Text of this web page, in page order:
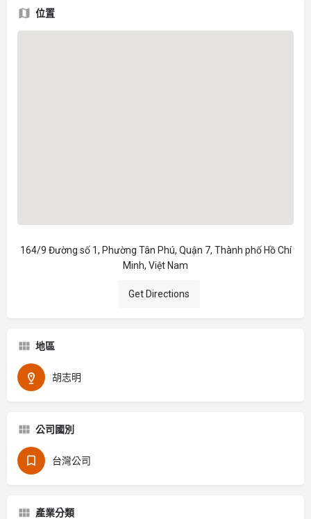
位置
164/9 Đường số 1, Phường Tân Phú, Quận 7, Thành phố Hồ Chí
Minh, Việt Nam
Get Directions
地區
胡志明
公司國別
台灣公司
產業分類